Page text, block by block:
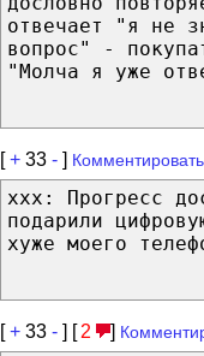
отвечает "я не
вопрос" -
"Молча я уже
[+ 33 - ]
xxx: Прогресс
подарили
хуже моего
[+ 33 - ] [ 2 ]